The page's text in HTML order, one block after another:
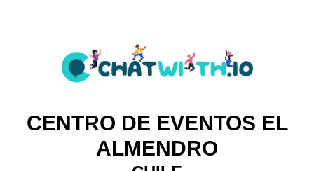
CENTRO DE EVENTOS EL
ALMENDRO